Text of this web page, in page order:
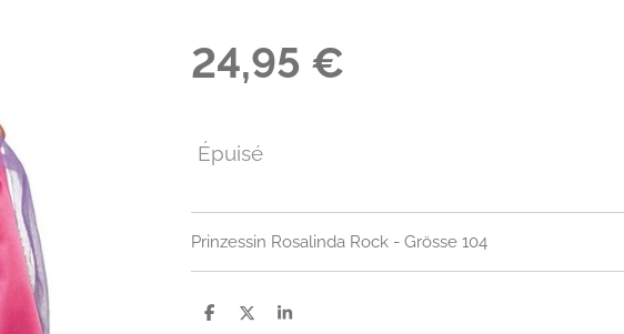
24,95 €
Épuisé
Prinzessin Rosalinda Rock - Grösse 104
P
P
P